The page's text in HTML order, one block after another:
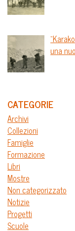
una
CATEGORIE
Archivi
Collezioni
Famiglie
Formazione
Libri
Mostre
Non categorizzato
Notizie
Progetti
Scuole